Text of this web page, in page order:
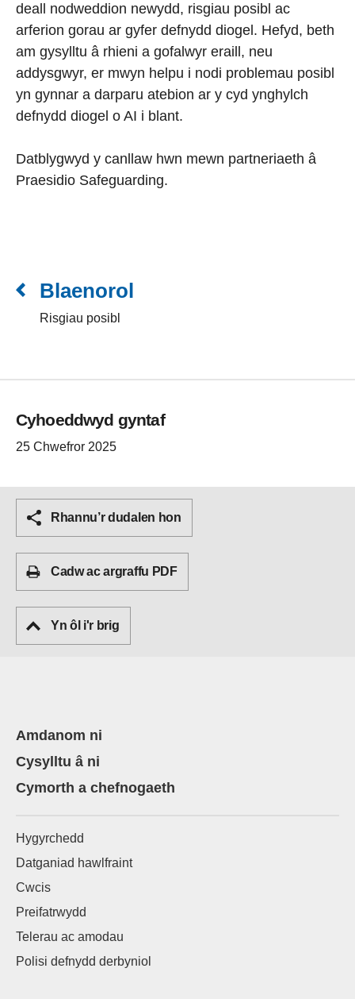
deall nodweddion newydd, risgiau posibl ac
arferion gorau ar gyfer defnydd diogel. Hefyd, beth
am gysylltu â rhieni a gofalwyr eraill, neu
addysgwyr, er mwyn helpu i nodi problemau posibl
yn gynnar a darparu atebion ar y cyd ynghylch
defnydd diogel o AI i blant.
Datblygwyd y canllaw hwn mewn partneriaeth â
Praesidio Safeguarding.
Blaenorol
Risgiau posibl
Cyhoeddwyd gyntaf
25 Chwefror 2025
Rhannu’r dudalen hon
Cadw ac argraffu PDF
Yn ôl i'r brig
Amdanom ni
Cysylltu â ni
Cymorth a chefnogaeth
Hygyrchedd
Datganiad hawlfraint
Cwcis
Preifatrwydd
Telerau ac amodau
Polisi defnydd derbyniol